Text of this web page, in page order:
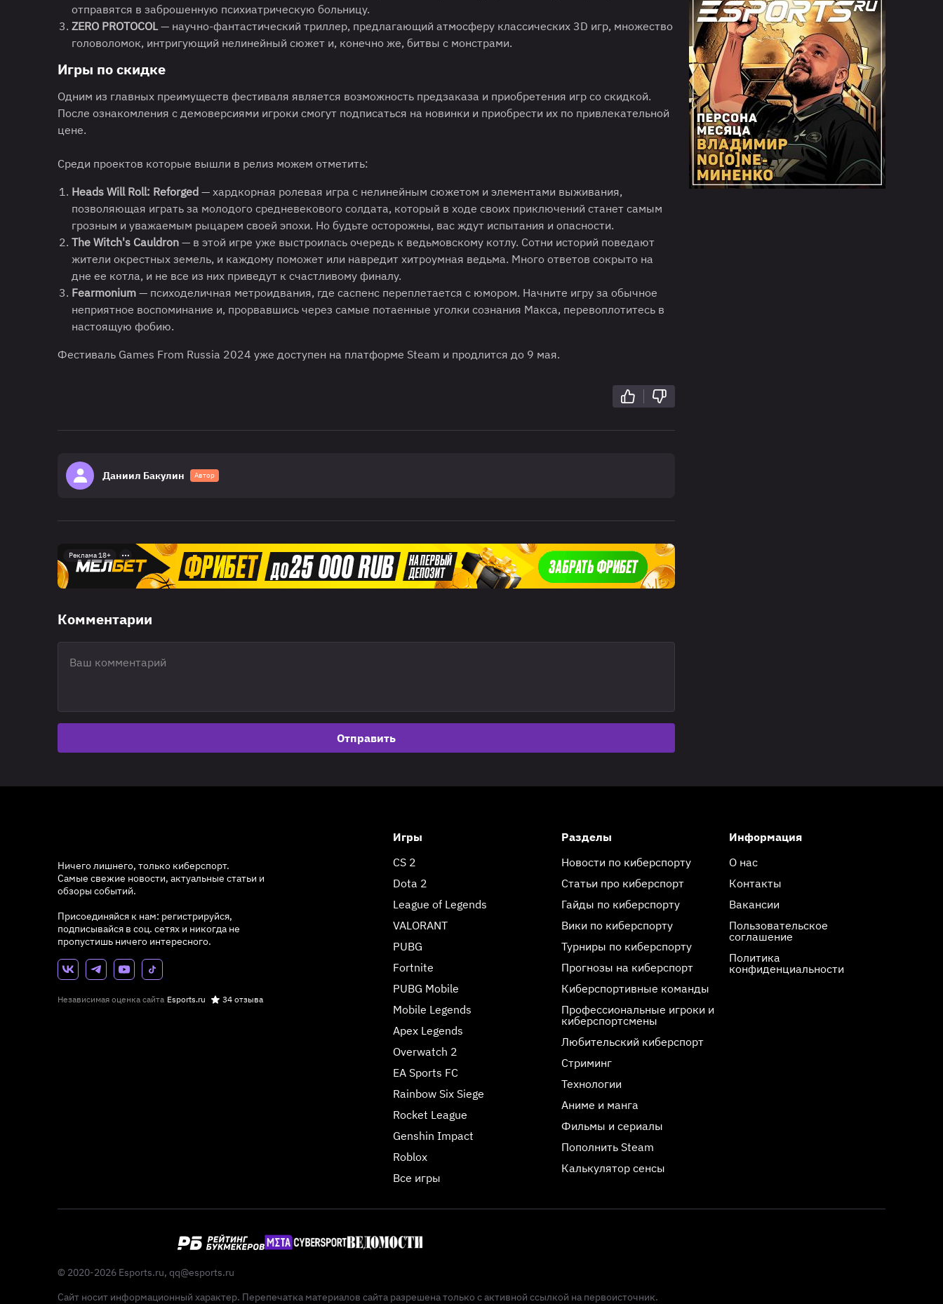
отправятся в заброшенную психиатрическую больницу.
ZERO PROTOCOL— научно-фантастический триллер, предлагающий атмосферу классических 3D игр, множество
головоломок, интригующий нелинейный сюжет и, конечно же, битвы с монстрами.
Игры по скидке
Одним из главных преимуществ фестиваля является возможность предзаказа и приобретения игр со скидкой.
После ознакомления с демоверсиями игроки смогут подписаться на новинки и приобрести их по привлекательной
цене.
Среди проектов которые вышли в релиз можем отметить:
Heads Will Roll: Reforged — хардкорная ролевая игра с нелинейным сюжетом и элементами выживания,
позволяющая играть за молодого средневекового солдата, который в ходе своих приключений станет самым
грозным и уважаемым рыцарем своей эпохи. Но будьте осторожны, вас ждут испытания и опасности.
The Witch's Cauldron — в этой игре уже выстроилась очередь к ведьмовскому котлу. Сотни историй поведают
жители окрестных земель, и каждому поможет или навредит хитроумная ведьма. Много ответов сокрыто на
дне ее котла, и не все из них приведут к счастливому финалу.
Fearmonium — психоделичная метроидвания, где саспенс переплетается с юмором. Начните игру за обычное
неприятное воспоминание и, прорвавшись через самые потаенные уголки сознания Макса, перевоплотитесь в
настоящую фобию.
Фестиваль Games From Russia 2024 уже доступен на платформе Steam и продлится до 9 мая.
Даниил Бакулин Автор
Реклама 18+
Комментарии
Отправить
Ничего лишнего, только киберспорт.
Самые свежие новости, актуальные статьи и
обзоры событий.
Присоединяйся к нам: регистрируйся,
подписывайся в соц. сетях и никогда не
пропустишь ничего интересного.
Независимая оценка сайта Esports.ru 34 отзыва
Игры
CS 2
Dota 2
League of Legends
VALORANT
PUBG
Fortnite
PUBG Mobile
Mobile Legends
Apex Legends
Overwatch 2
EA Sports FC
Rainbow Six Siege
Rocket League
Genshin Impact
Roblox
Все игры
Разделы
Новости по киберспорту
Статьи про киберспорт
Гайды по киберспорту
Вики по киберспорту
Турниры по киберспорту
Прогнозы на киберспорт
Киберспортивные команды
Профессиональные игроки и
киберспортсмены
Любительский киберспорт
Стриминг
Технологии
Аниме и манга
Фильмы и сериалы
Пополнить Steam
Калькулятор сенсы
Информация
О нас
Контакты
Вакансии
Пользовательское
соглашение
Политика
конфиденциальности
© 2020-2026 Esports.ru, qq@esports.ru
Сайт носит информационный характер. Перепечатка материалов сайта разрешена только с активной ссылкой на первоисточник.